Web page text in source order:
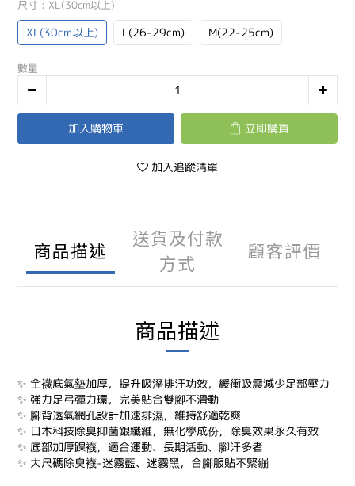
尺寸 : XL(30cm以上)
XL(30cm以上) L(26-29cm) M(22-25cm)
數量
加入購物車 立即購買
加入追蹤清單
商品描述
送貨及付款
方式
顧客評價
商品描述
✨ 全襪底氣墊加厚，提升吸溼排汗功效，緩衝吸震減少足部壓力
✨ 強力足弓彈力環，完美貼合雙腳不滑動
✨ 腳背透氣網孔設計加速排濕，維持舒適乾爽
✨ 日本科技除臭抑菌銀纖維，無化學成份，除臭效果永久有效
✨ 底部加厚踝襪，適合運動、長期活動、腳汗多者
✨ 大尺碼除臭襪-迷霧藍、迷霧黑，合腳服貼不緊繃